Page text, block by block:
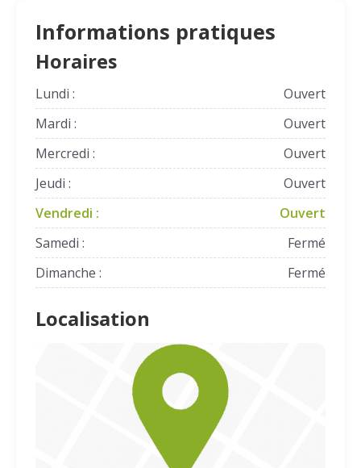
Informations pratiques
Horaires
Lundi :
Ouvert
Mardi :
Ouvert
Mercredi :
Ouvert
Jeudi :
Ouvert
Vendredi :
Ouvert
Samedi :
Fermé
Dimanche :
Fermé
Localisation